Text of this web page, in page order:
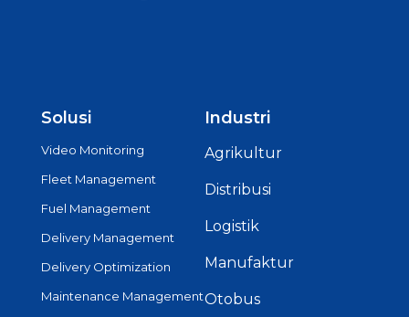
Solusi
Video Monitoring
Fleet Management
Fuel Management
Delivery Management
Delivery Optimization
Maintenance Management
Industri
Agrikultur
Distribusi
Logistik
Manufaktur
Otobus